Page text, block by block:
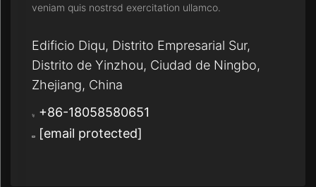
veniam quis nostrsd exercitation ullamco.
Edificio Diqu, Distrito Empresarial Sur,
Distrito de Yinzhou, Ciudad de Ningbo,
Zhejiang, China
+86-18058580651
[email protected]